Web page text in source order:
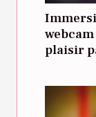
plaisir